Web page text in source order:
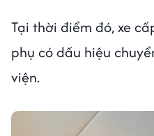
Tại thời điểm đó, xe
phụ có dấu hiệu
viện.